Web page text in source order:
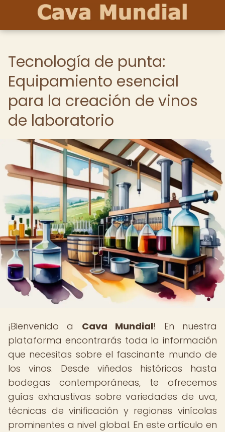
Tecnología de punta:
Equipamiento esencial
para la creación de vinos
de laboratorio
¡Bienvenido a Cava Mundial! En nuestra
plataforma encontrarás toda la información
que necesitas sobre el fascinante mundo de
los vinos. Desde viñedos históricos hasta
bodegas contemporáneas, te ofrecemos
guías exhaustivas sobre variedades de uva,
técnicas de vinificación y regiones vinícolas
prominentes a nivel global. En este artículo en